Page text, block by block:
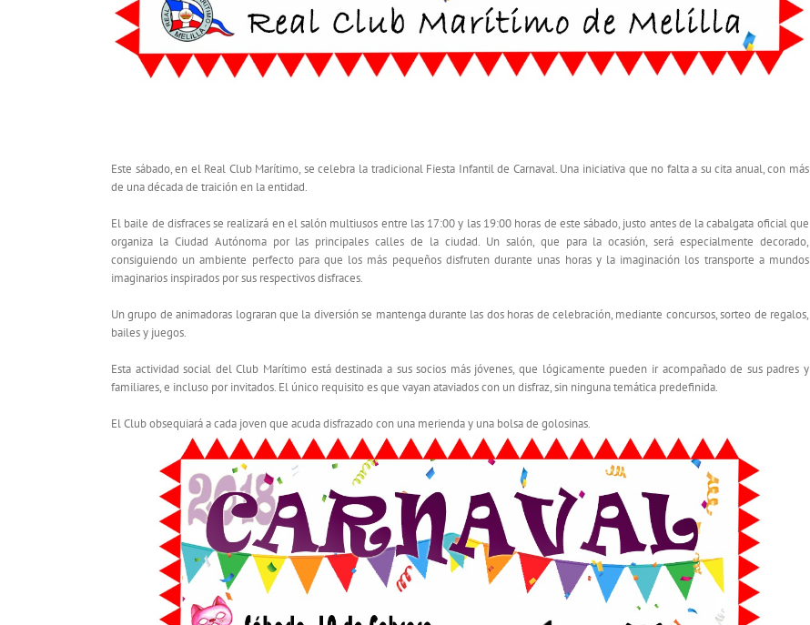
Este sábado, en el Real Club Marítimo, se celebra la tradicional Fiesta Infantil de Carnaval. Una iniciativa que no falta a su cita anual, con más
de una década de traición en la entidad.
El baile de disfraces se realizará en el salón multiusos entre las 17:00 y las 19:00 horas de este sábado, justo antes de la cabalgata oficial que
organiza la Ciudad Autónoma por las principales calles de la ciudad. Un salón, que para la ocasión, será especialmente decorado,
consiguiendo un ambiente perfecto para que los más pequeños disfruten durante unas horas y la imaginación los transporte a mundos
imaginarios inspirados por sus respectivos disfraces.
Un grupo de animadoras lograran que la diversión se mantenga durante las dos horas de celebración, mediante concursos, sorteo de regalos,
bailes y juegos.
Esta actividad social del Club Marítimo está destinada a sus socios más jóvenes, que lógicamente pueden ir acompañado de sus padres y
familiares, e incluso por invitados. El único requisito es que vayan ataviados con un disfraz, sin ninguna temática predefinida.
El Club obsequiará a cada joven que acuda disfrazado con una merienda y una bolsa de golosinas.